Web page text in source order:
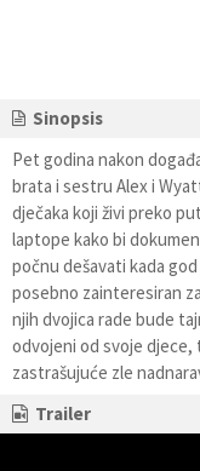
Sinopsis
Pet godina nakon
brata i sestru Alex i
dječaka koji živi preko
laptope kako bi
počnu dešavati kada
posebno zainteresiran
njih dvojica rade bude
odvojeni od svoje djece,
zastrašujuće zle
Trailer